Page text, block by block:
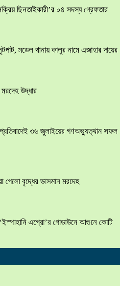
ছিনতাইকারী’র ০৪ সদস্য গ্রেফতার
মডেল থানায় কালুর নামে এজাহার দায়ের
উদ্ধার
প্রতিবাদেই ৩৬ জুলাইয়ের গণঅভ্যুত্থান সফল
গেলো বৃদ্ধের ভাসমান মরদেহ
এগ্রো’র গোডাউনে আগুনে কোটি